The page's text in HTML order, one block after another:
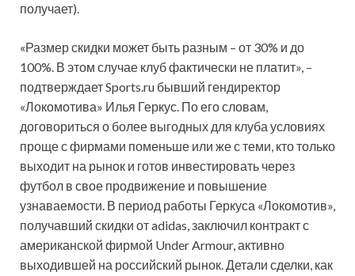
получает).
«Размер скидки может быть разным – от 30% и до
100%. В этом случае клуб фактически не платит», –
подтверждает Sports.ru бывший гендиректор
«Локомотива» Илья Геркус. По его словам,
договориться о более выгодных для клуба условиях
проще с фирмами поменьше или же с теми, кто только
выходит на рынок и готов инвестировать через
футбол в свое продвижение и повышение
узнаваемости. В период работы Геркуса «Локомотив»,
получавший скидки от adidas, заключил контракт с
американской фирмой Under Armour, активно
выходившей на российский рынок. Детали сделки, как